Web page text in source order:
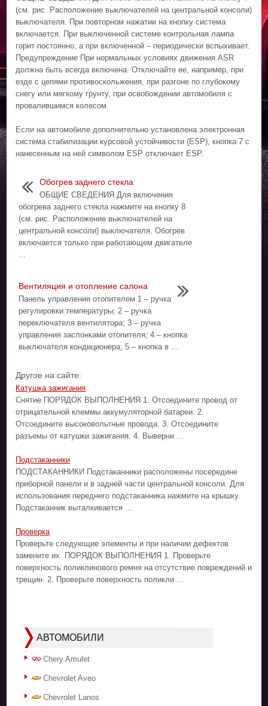
(см. рис. Расположение выключателей на центральной консоли)
выключателя. При повторном нажатии на кнопку система
включается. При выключенной системе контрольная лампа
горит постоянно, а при включенной – периодически вспыхивает.
Предупреждение При нормальных условиях движения ASR
должна быть всегда включена. Отключайте ее, например, при
езде с цепями противоскольжения, при разгоне по глубокому
снегу или мягкому грунту, при освобождении автомобиля с
провалившимся колесом.
Если на автомобиле дополнительно установлена электронная
система стабилизации курсовой устойчивости (ESP), кнопка 7 с
нанесенным на ней символом ESP отключает ESP.
Обогрев заднего стекла
ОБЩИЕ СВЕДЕНИЯ Для включения
обогрева заднего стекла нажмите на кнопку 8
(см. рис. Расположение выключателей на
центральной консоли) выключателя. Обогрев
включается только при работающем двигателе
Вентиляция и отопление салона
Панель управления отопителем 1 – ручка
регулировки температуры; 2 – ручка
переключателя вентилятора; 3 – ручка
управления заслонками отопителя; 4 – кнопка
выключателя кондиционера; 5 – кнопка в ...
Другое на сайте:
Катушка зажигания
Снятие ПОРЯДОК ВЫПОЛНЕНИЯ 1. Отсоедините провод от
отрицательной клеммы аккумуляторной батареи. 2.
Отсоедините высоковольтные провода. 3. Отсоедините
разъемы от катушки зажигания. 4. Выверни ...
Подстаканники
ПОДСТАКАННИКИ Подстаканники расположены посередине
приборной панели и в задней части центральной консоли. Для
использования переднего подстаканника нажмите на крышку.
Подстаканник выталкивается ...
Проверка
Проверьте следующие элементы и при наличии дефектов
замените их. ПОРЯДОК ВЫПОЛНЕНИЯ 1. Проверьте
поверхность поликлинового ремня на отсутствие повреждений и
трещин. 2. Проверьте поверхность поликли ...
АВТОМОБИЛИ
Chery Amulet
Chevrolet Aveo
Chevrolet Lanos